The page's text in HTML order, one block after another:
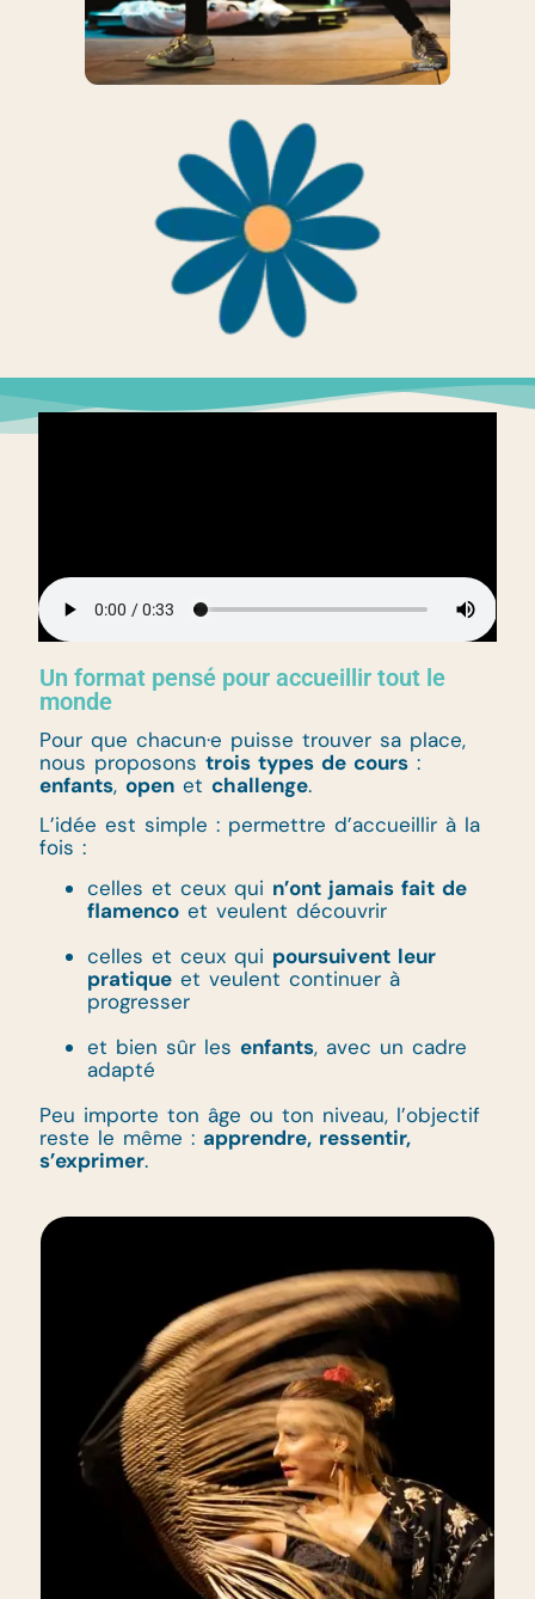
Un format pensé pour accueillir tout le
monde
Pour que chacun·e puisse trouver sa place,
nous proposonstrois types de cours :
enfants,open etchallenge.
L’idée est simple : permettre d’accueillir à la
fois :
celles et ceux qui n’ont jamais fait de
flamenco et veulent découvrir
celles et ceux qui poursuivent leur
pratique et veulent continuer à
progresser
et bien sûr lesenfants, avec un cadre
adapté
Peu importe ton âge ou ton niveau, l’objectif
reste le même : apprendre, ressentir,
s’exprimer.